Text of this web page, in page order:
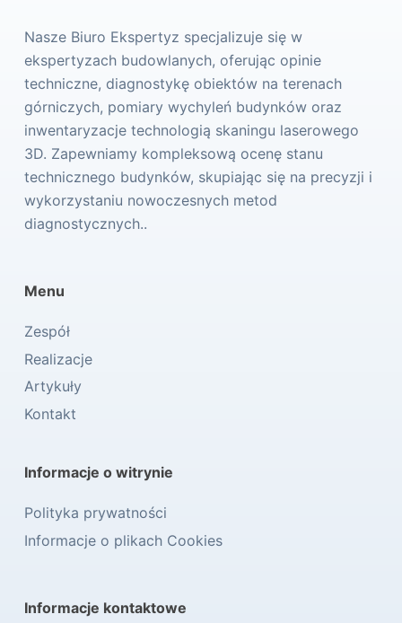
Nasze Biuro Ekspertyz specjalizuje się w
ekspertyzach budowlanych, oferując opinie
techniczne, diagnostykę obiektów na terenach
górniczych, pomiary wychyleń budynków oraz
inwentaryzacje technologią skaningu laserowego
3D. Zapewniamy kompleksową ocenę stanu
technicznego budynków, skupiając się na precyzji i
wykorzystaniu nowoczesnych metod
diagnostycznych..
Menu
Zespół
Realizacje
Artykuły
Kontakt
Informacje o witrynie
Polityka prywatności
Informacje o plikach Cookies
Informacje kontaktowe